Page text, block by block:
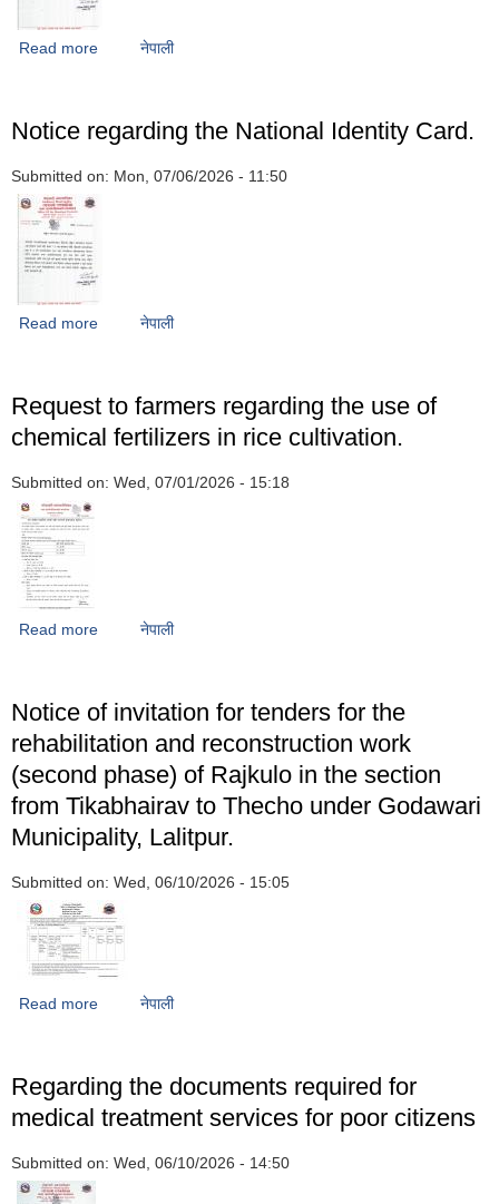
Read more about Notice regarding the National Identity Card.
नेपाली
Notice regarding the National Identity Card.
Submitted on: Mon, 07/06/2026 - 11:50
Read more about Notice regarding the National Identity Card.
नेपाली
Request to farmers regarding the use of
chemical fertilizers in rice cultivation.
Submitted on: Wed, 07/01/2026 - 15:18
Read more about Request to farmers regarding the use of chemical
नेपाली
Notice of invitation for tenders for the
rehabilitation and reconstruction work
(second phase) of Rajkulo in the section
from Tikabhairav ​​to Thecho under Godawari
Municipality, Lalitpur.
Submitted on: Wed, 06/10/2026 - 15:05
Read more about Notice of invitation for tenders for the rehabilitation
Municipality, Lalitpur.
नेपाली
Regarding the documents required for
medical treatment services for poor citizens
Submitted on: Wed, 06/10/2026 - 14:50